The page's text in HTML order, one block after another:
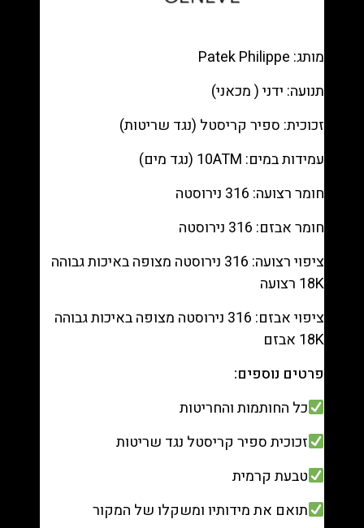
Blue
רפליקה
מק"ט
מותג: Patek Philippe
תנועה: ידני ( מכאני)
זכוכית: ספיר קריסטל (נגד שריטות)
עמידות במים: 10ATM (נגד מים)
חומר רצועה: 316 נירוסטה
חומר אבזם: 316 נירוסטה
ציפוי רצועה: 316 נירוסטה מצופה באיכות גבוהה
18K רצועה
ציפוי אבזם: 316 נירוסטה מצופה באיכות גבוהה
18K אבזם
פרטים נוספים:
כל החותמות והחריטות
זכוכית ספיר קריסטל נגד שריטות
טבעת קרמית
תואם את מידותיו ומשקלו של המקור